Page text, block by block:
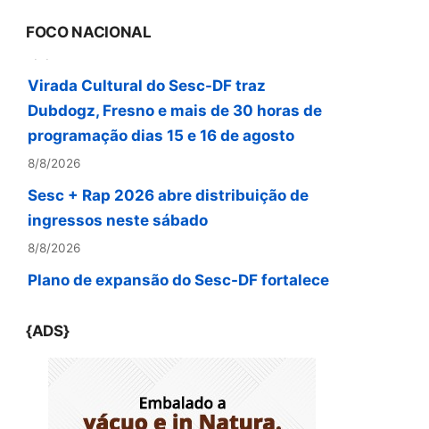
FOCO NACIONAL
Sesc + Rap 2026 abre distribuição de
8/8/2026
Plano de expansão do Sesc-DF fortalece
Missilene Xavier comanda edição do
Atualizando com nomes da saúde,
cultura, música e filantropia
{ADS}